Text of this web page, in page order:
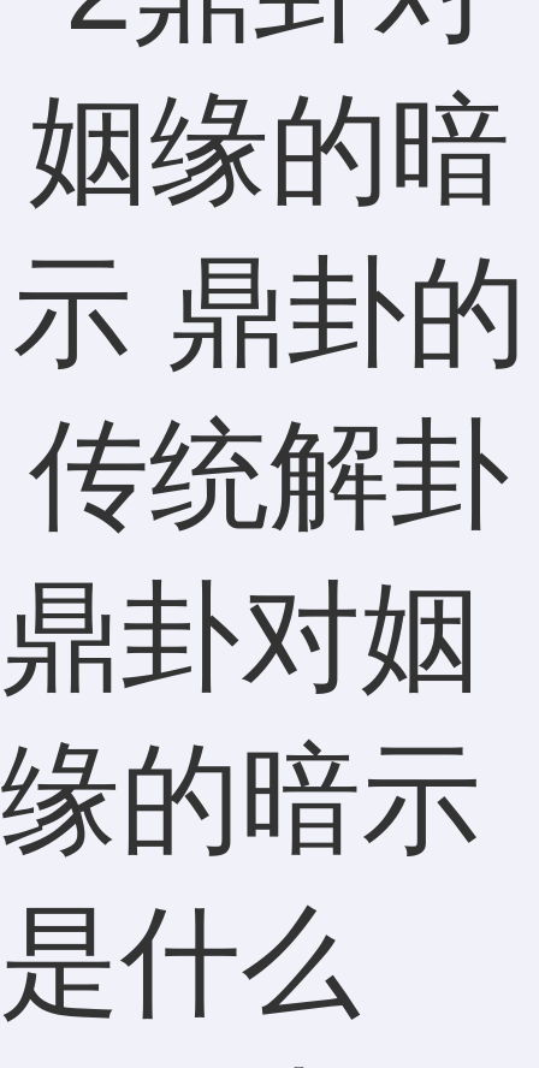
鼎卦对姻
缘的暗示
是什么